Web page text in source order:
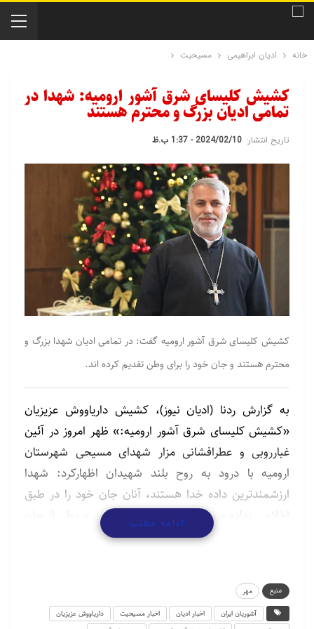
خانه ادیان ابراهیمی مسیحیت
کشیش کلیسای شرق آشور ارومیه: شهدا در
تمامی ادیان بزرگ و محترم هستند
تاریخ انتشار: 2024/02/10 - 1:37 ب.ظ
کشیش کلیسای شرق آشور ارومیه گفت: در تمامی ادیان شهدا بزرگ و
محترم هستند و جان خود را برای وطن تقدیم کرده اند.
به گزارش ردنا (ادیان نیوز)، کشیش داریاووش عزیزیان
«کشیش کلیسای شرق آشور ارومیه:» ظهر امروز در آئین
غبارروبی و عطرافشانی مزار شهدای مسیحی شهرستان
ارومیه با درود به روح بلند شهیدان اظهارکرد: شهدا
ارزشمندترین داده خدا هستند، آنان جان خود را در طبق
اخلاص نهاده و به خاطر پاسداری از ناموس و وطن از جان
راحتی نشسته بودیم و زندگی می‌کردیم، از جان خود
گذشتند و راهی میدان‌های جنگ شدند.
ادامه مطلب
منبع
مهر
آشوریان ایران
اخبار ادیان اخبار مسیحیت
داریاووش عزیزیان